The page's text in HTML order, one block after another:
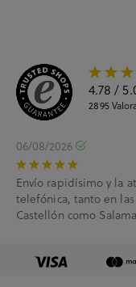
4.78 /
2895
06/08/2026
Envío rapidísimo y la
telefónica, tanto en
Castellón como